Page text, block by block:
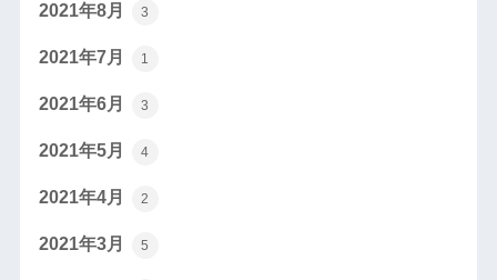
2021年8月 3
2021年7月 1
2021年6月 3
2021年5月 4
2021年4月 2
2021年3月 5